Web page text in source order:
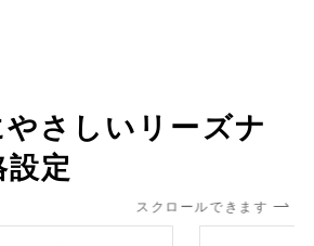
さしいリーズナ
定
スクロールできます